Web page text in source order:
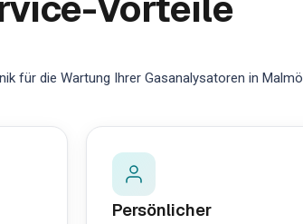
für die Wartung Ihrer Gasanalysatoren in
Persönlicher